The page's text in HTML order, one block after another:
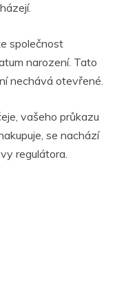
společnost
narození. Tato
nechává otevřené.
vašeho průkazu
se nachází
regulátora.